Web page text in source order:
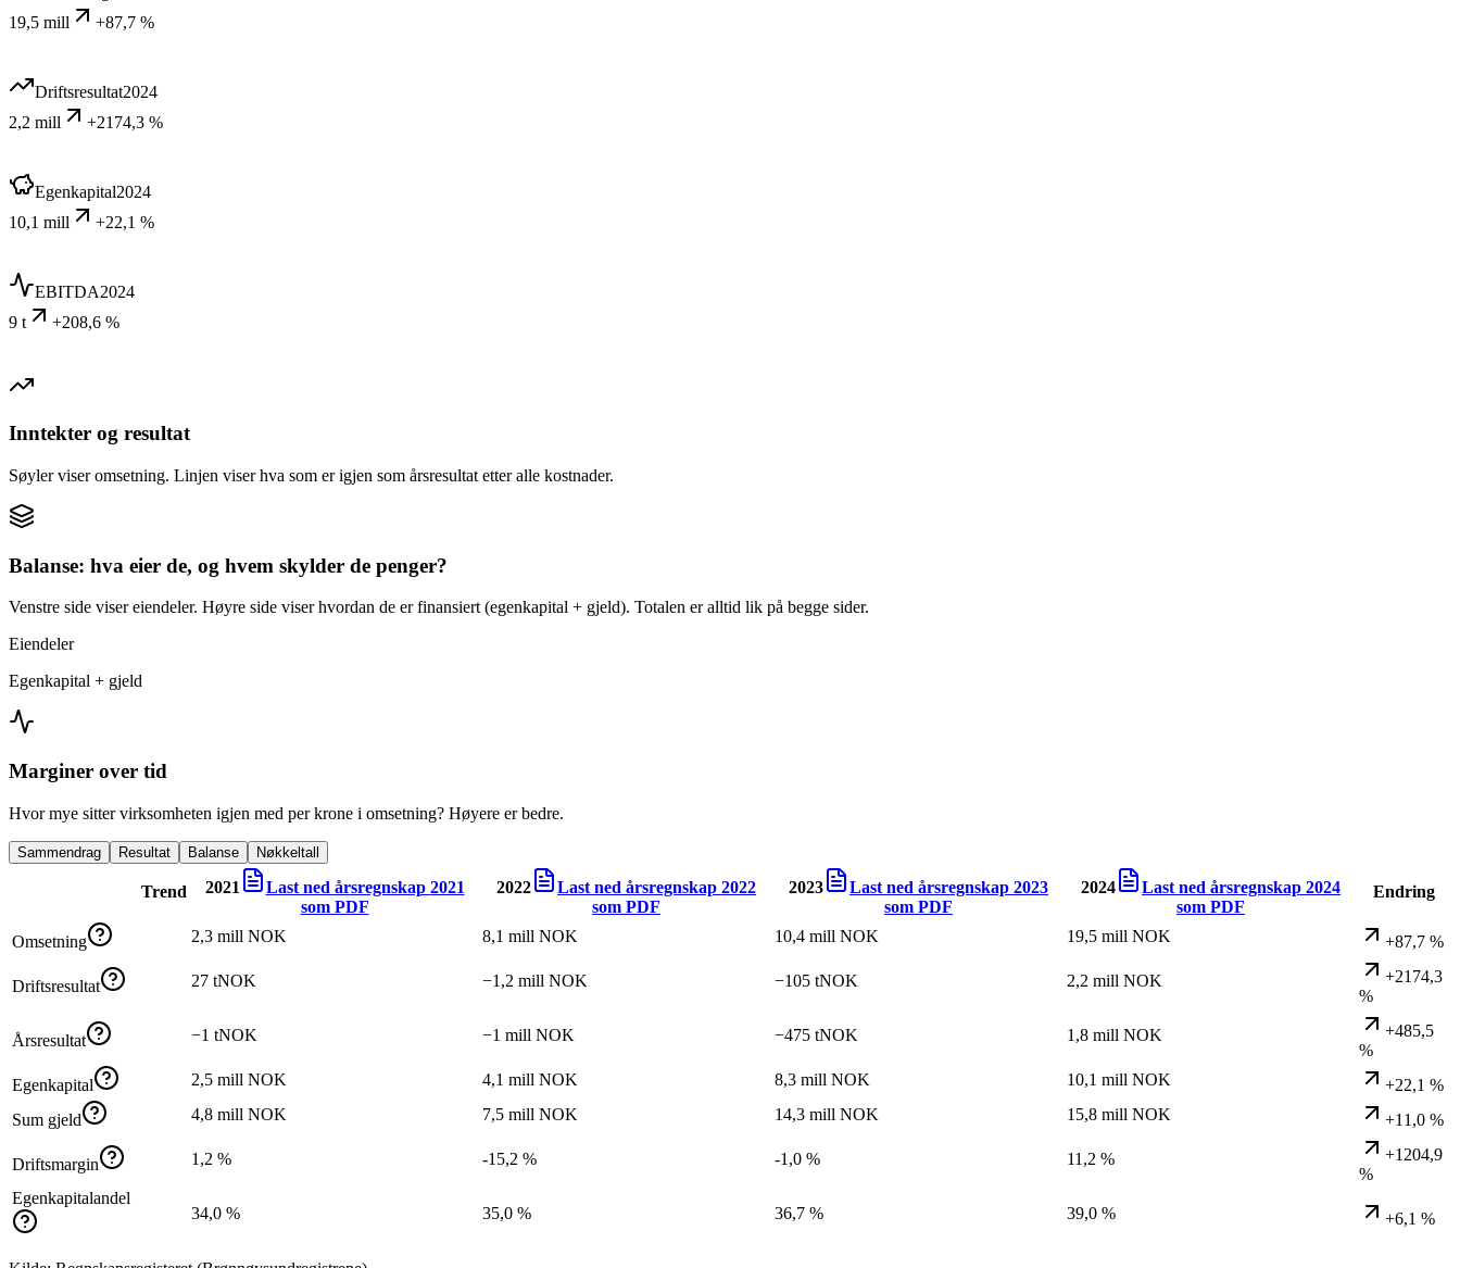
19,5 mill
+87,7 %
Driftsresultat2024
2,2 mill
+2174,3 %
Egenkapital2024
10,1 mill
+22,1 %
EBITDA2024
9 t
+208,6 %
Inntekter og resultat
Søyler viser omsetning. Linjen viser hva som er igjen som årsresultat etter alle kostnader.
Balanse: hva eier de, og hvem skylder de penger?
Venstre side viser eiendeler. Høyre side viser hvordan de er finansiert (egenkapital + gjeld). Totalen er alltid lik på begge sider.
Eiendeler
Egenkapital + gjeld
Marginer over tid
Hvor mye sitter virksomheten igjen med per krone i omsetning? Høyere er bedre.
Sammendrag Resultat Balanse Nøkkeltall
Trend 2021 Last ned årsregnskap 2021
som PDF
2022 Last ned årsregnskap 2022
som PDF
2023 Last ned årsregnskap 2023
som PDF
2024 Last ned årsregnskap 2024
som PDF
Endring
Omsetning 2,3 mill NOK 8,1 mill NOK 10,4 mill NOK 19,5 mill NOK +87,7 %
Driftsresultat 27 tNOK −1,2 mill NOK −105 tNOK 2,2 mill NOK
+2174,3
%
Årsresultat −1 tNOK −1 mill NOK −475 tNOK 1,8 mill NOK
+485,5
%
Egenkapital
2,5 mill NOK 4,1 mill NOK 8,3 mill NOK 10,1 mill NOK
+22,1 %
Sum gjeld
4,8 mill NOK 7,5 mill NOK 14,3 mill NOK 15,8 mill NOK +11,0 %
Driftsmargin 1,2 % -15,2 % -1,0 % 11,2 %
+1204,9
%
Egenkapitalandel
34,0 %
35,0 % 36,7 % 39,0 % +6,1 %